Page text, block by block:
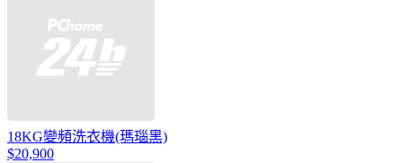
18KG變頻洗衣機(瑪瑙黑)
$20,900